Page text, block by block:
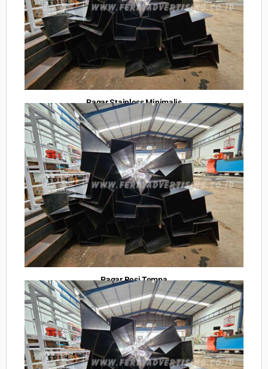
Pagar Stainless Minimalis
Pagar Besi Tempa